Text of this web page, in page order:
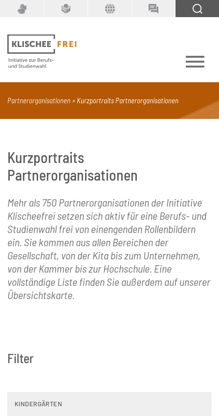
Suchbegriff
PDF Seite mit Video Alle Dokumenttypen
Partnerorganisationen Kurzportraits Partnerorganisationen
Kurzportraits
Partnerorganisationen
Mehr als 750 Partnerorganisationen der Initiative
Klischeefrei setzen sich aktiv für eine Berufs- und
Studienwahl frei von einengenden Rollenbildern
ein. Sie kommen aus allen Bereichen der
Gesellschaft, von der Kita bis zum Unternehmen,
von der Kammer bis zur Hochschule. Eine
vollständige Liste finden Sie außerdem auf unserer
Übersichtskarte.
Filter
KINDERGÄRTEN